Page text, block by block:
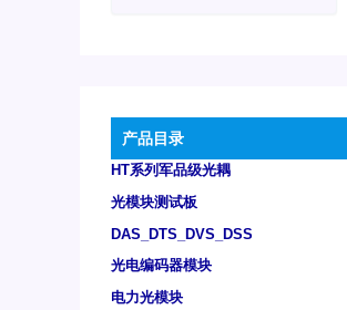
产品目录
HT系列军品级光耦
光模块测试板
DAS_DTS_DVS_DSS
光电编码器模块
电力光模块